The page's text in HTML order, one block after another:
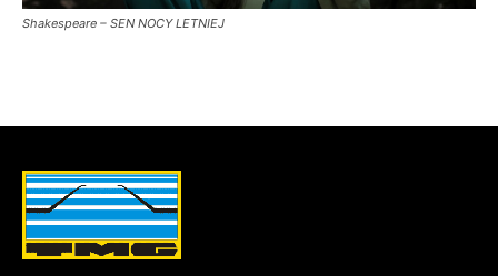
Shakespeare – SEN NOCY LETNIEJ